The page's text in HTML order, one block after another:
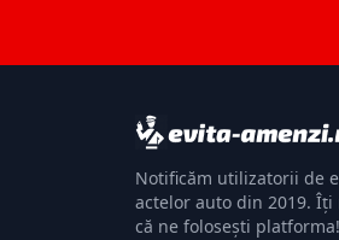
Notificăm utilizatorii de
actelor auto din 2019.
că ne folosești platforma!